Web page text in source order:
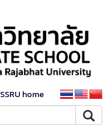
SSRU home